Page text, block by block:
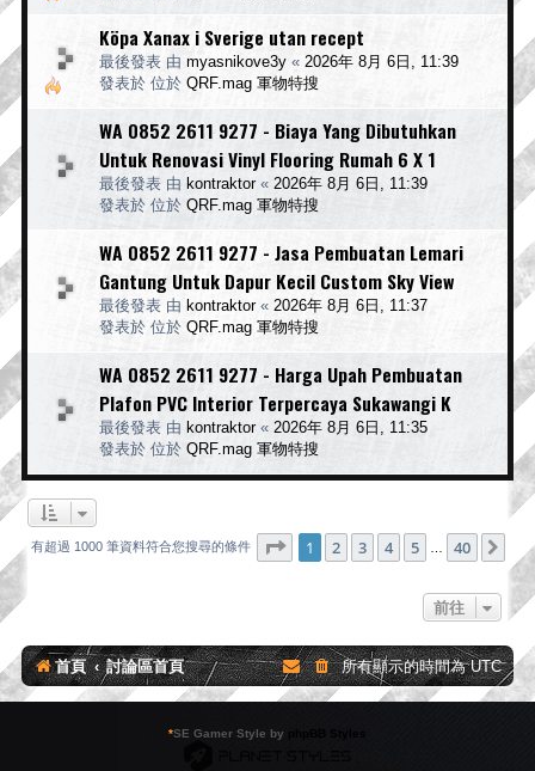
Köpa Xanax i Sverige utan recept
最後發表 由 myasnikove3y « 2026年 8月 6日, 11:39
發表於 位於 QRF.mag 軍物特搜
WA 0852 2611 9277 - Biaya Yang Dibutuhkan
Untuk Renovasi Vinyl Flooring Rumah 6 X 1
最後發表 由 kontraktor« 2026年 8月 6日, 11:39
發表於 位於 QRF.mag 軍物特搜
WA 0852 2611 9277 - Jasa Pembuatan Lemari
Gantung Untuk Dapur Kecil Custom Sky View
最後發表 由 kontraktor« 2026年 8月 6日, 11:37
發表於 位於 QRF.mag 軍物特搜
WA 0852 2611 9277 - Harga Upah Pembuatan
Plafon PVC Interior Terpercaya Sukawangi K
最後發表 由 kontraktor« 2026年 8月 6日, 11:35
發表於 位於 QRF.mag 軍物特搜
有超過 1000 筆資料符合您搜尋的條件 第 1 頁 (共40 頁)
1 2 3 4 5 40 下
前往
首頁 討論區首頁 所有顯示的時間為UTC
*SE Gamer Style by